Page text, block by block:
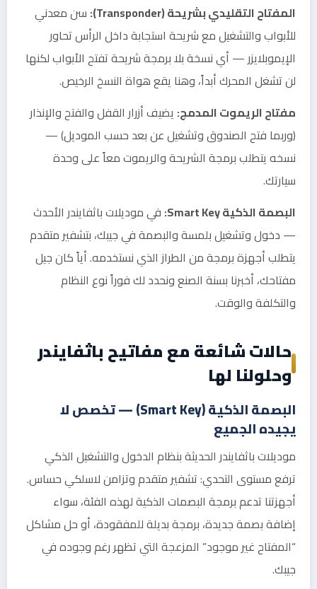
المفتاح التقليدي بشريحة (Transponder):
سن معدني
للأبواب والتشغيل مع شريحة استجابة داخل الرأس تحاور
الإيموبلايزر — أي نسخة بلا برمجة شريحة تفتح الأبواب لكنها
لن تشغل المحرك أبداً، وهنا يقع هواة النسخ الرخيص.
مفتاح الريموت المدمج: يضيف أزرار القفل والفتح والإنذار
(وربما فتح الصندوق وتشغيل عن بعد حسب الموديل) —
نسخه يتطلب برمجة الشريحة والريموت معاً على وحدة
سيارتك.
البصمة الذكية Smart Key:
في موديلات باثفايندر الأحدث
— دخول وتشغيل بلمسة والبصمة في جيبك، بتشفير متقدم
يتطلب أجهزة برمجة من الطراز الذي نستخدمه. أياً كان جيل
مفتاحك، أخبرنا بسنة الصنع ونحدد لك فوراً نوع النظام
والتكلفة والوقت.
حالات شائعة مع مفاتيح باثفايندر
وحلولنا لها
البصمة الذكية (Smart Key) — تخصص لا
يجيده الجميع
موديلات باثفايندر الحديثة بنظام الدخول والتشغيل الذكي
ترفع مستوى التحدي: تشفير متقدم وتزامن لاسلكي حساس.
أجهزتنا تدعم برمجة البصمات الذكية لهذه الفئة، سواء
إضافة بصمة جديدة، برمجة بديلة للمفقودة، أو حل مشاكل
“المفتاح غير موجود” المزعجة التي تظهر رغم وجوده في
جيبك.